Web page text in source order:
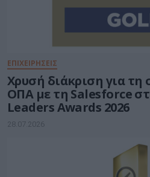
ΕΠΙΧΕΙΡΗΣΕΙΣ
Χρυσή διάκριση για τη
ΟΠΑ με τη Salesforce
Leaders Awards 2026
28.07.2026